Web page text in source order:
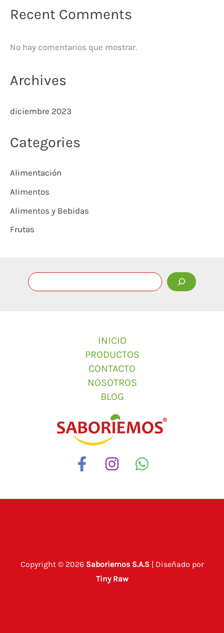
Recent Comments
No hay comentarios que mostrar.
Archives
diciembre 2023
Categories
Alimentación
Alimentos
Alimentos y Bebidas
Frutas
INICIO
PRODUCTOS
CONTACTO
NOSOTROS
BLOG
Copyright © 2026 Saboriemos S.A.S| Diseñado por
Tiny Raw